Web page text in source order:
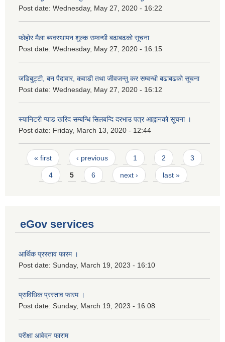
Post date: Wednesday, May 27, 2020 - 16:22
फोहोर मैला ब्यवस्थापन शुल्क सम्वन्धी बढाबढको सूचना
Post date: Wednesday, May 27, 2020 - 16:15
जडिबुट्टी, बन पैदावार, कवाडी तथा जीवजन्तु कर सम्वन्धी बढाबढको सूचना
Post date: Wednesday, May 27, 2020 - 16:12
स्यानिटरी प्याड खरिद सम्बन्धि सिलबन्दि दरभाउ पत्र आह्वानको सूचना ।
Post date: Friday, March 13, 2020 - 12:44
Pages
« first ‹ previous 1 2 3
4 5 6 next › last »
eGov services
आर्थिक प्रस्ताव फारम ।
Post date: Sunday, March 19, 2023 - 16:10
प्राविधिक प्रस्ताव फारम ।
Post date: Sunday, March 19, 2023 - 16:08
परीक्षा आवेदन फाराम